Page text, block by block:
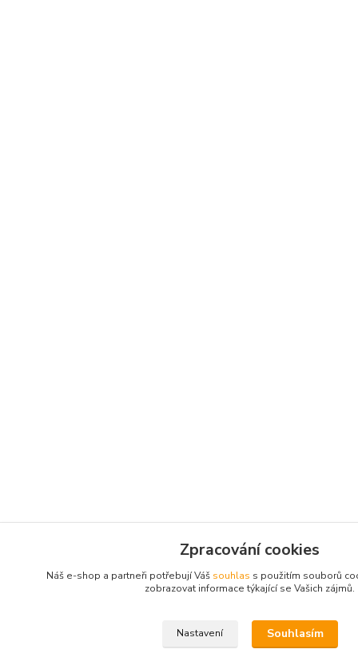
Zpracování cookies
Náš e-shop a partneři potřebují Váš souhlas s použitím souborů
zobrazovat informace týkající se Vašich zájmů.
Nastavení Souhlasím